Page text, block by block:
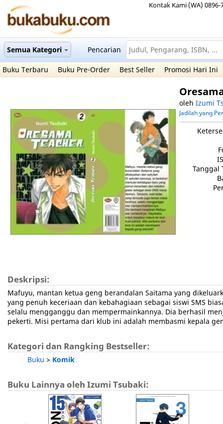
Kontak Kami (WA) 0896-
Semua Kategori Pencarian
Buku Terbaru Buku Pre-Order Best Seller Promosi Hari Ini
oleh Izumi
Jadilah yang
Tanggal
Deskripsi:
Mafuyu, mantan ketua geng berandalan Saitama yang
yang penuh keceriaan dan kebahagiaan sebagai siswi SMS
selalu mengganggu dan mempermainkannya. Dia berhasil
pekerti. Misi pertama dari klub ini adalah membasmi kepala
Kategori dan Rangking Bestseller:
Buku > Komik
Buku Lainnya oleh Izumi Tsubaki: